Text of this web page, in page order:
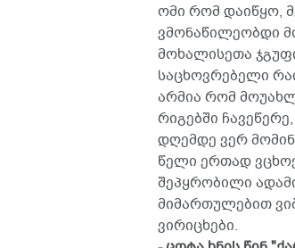
ომი რომ დაიწყო,
ვმონაწილეობდი
მოხალისეთა
საცხოვრებელი
არმია რომ
რიგებში
დღემდე ვერ
წელი ერთად
შეპყრობილი
მიმართულებით
ვირიცხები.